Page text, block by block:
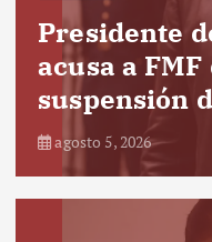
Presidente
acusa a
suspensión
agosto 5, 2026